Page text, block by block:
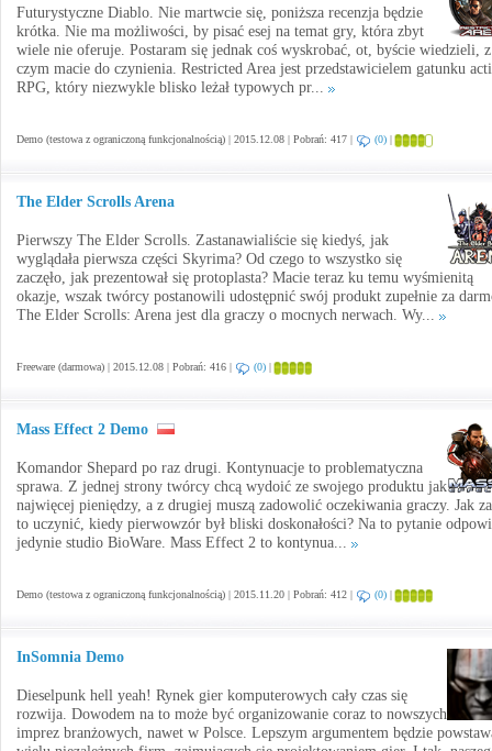
Futurystyczne Diablo. Nie martwcie się, poniższa recenzja będzie
krótka. Nie ma możliwości, by pisać esej na temat gry, która zbyt
wiele nie oferuje. Postaram się jednak coś wyskrobać, ot, byście wiedzieli, z
czym macie do czynienia. Restricted Area jest przedstawicielem gatunku
RPG, który niezwykle blisko leżał typowych pr...
Demo (testowa z ograniczoną funkcjonalnością) | 2015.12.08 | Pobrań: 417 | (0) |
The Elder Scrolls Arena
Pierwszy The Elder Scrolls. Zastanawialiście się kiedyś, jak
wyglądała pierwsza części Skyrima? Od czego to wszystko się
zaczęło, jak prezentował się protoplasta? Macie teraz ku temu wyśmienitą
okazje, wszak twórcy postanowili udostępnić swój produkt zupełnie za
The Elder Scrolls: Arena jest dla graczy o mocnych nerwach. Wy...
Freeware (darmowa) | 2015.12.08 | Pobrań: 416 | (0) |
Mass Effect 2 Demo
Komandor Shepard po raz drugi. Kontynuacje to problematyczna
sprawa. Z jednej strony twórcy chcą wydoić ze swojego produktu jak
najwięcej pieniędzy, a z drugiej muszą zadowolić oczekiwania graczy. Jak
to uczynić, kiedy pierwowzór był bliski doskonałości? Na to pytanie
jedynie studio BioWare. Mass Effect 2 to kontynua...
Demo (testowa z ograniczoną funkcjonalnością) | 2015.11.20 | Pobrań: 412 | (0) |
InSomnia Demo
Dieselpunk hell yeah! Rynek gier komputerowych cały czas się
rozwija. Dowodem na to może być organizowanie coraz to nowszych
imprez branżowych, nawet w Polsce. Lepszym argumentem będzie